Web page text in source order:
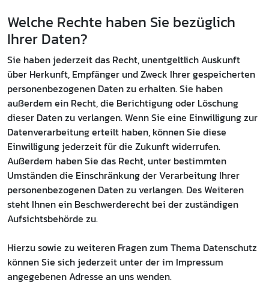
Welche Rechte haben Sie bezüglich
Ihrer Daten?
Sie haben jederzeit das Recht, unentgeltlich Auskunft
über Herkunft, Empfänger und Zweck Ihrer gespeicherten
personenbezogenen Daten zu erhalten. Sie haben
außerdem ein Recht, die Berichtigung oder Löschung
dieser Daten zu verlangen. Wenn Sie eine Einwilligung zur
Datenverarbeitung erteilt haben, können Sie diese
Einwilligung jederzeit für die Zukunft widerrufen.
Außerdem haben Sie das Recht, unter bestimmten
Umständen die Einschränkung der Verarbeitung Ihrer
personenbezogenen Daten zu verlangen. Des Weiteren
steht Ihnen ein Beschwerderecht bei der zuständigen
Aufsichtsbehörde zu.
Hierzu sowie zu weiteren Fragen zum Thema Datenschutz
können Sie sich jederzeit unter der im Impressum
angegebenen Adresse an uns wenden.